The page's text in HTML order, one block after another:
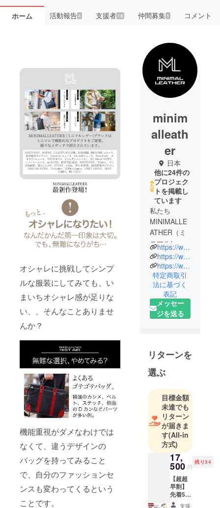
ホーム 活動報告4 支援者 18 仲間募集 1 コメント
オシャレに挑戦してシンプ
ルな服装にしてみても、い
まいちオシャレ感が足りな
い、、そんなことありませ
んか？
機能重視がダメなわけでは
なくて、違うデザインの
バッグを持ってみること
で、自分のファッションセ
ンスも変わってくるという
ことです。
minim
alleath
er
日本
他に24件の
プロジェク
トを掲載し
ています
私たち
MINIMALLE
ATHER（ミ
ニマルレ
ザー）はサ
スティナブ
ルな素材で
ある本革の
良さを多く
の方に感じ
て頂くため
なプロダク
トをご提案
していま
既存の流通
では避けら
れなかった
中間マージ
ンや広告費
用の無駄を
省き、高品
質な商品を
適正な価格
でご提供い
たします。
https://www.minimalleather.jp/
https://www.instagram.com/minimal._leather/
https://www.facebook.com/profile.php?id=100087149800665
特定商取引
法に基づく
表記
メッセー
ジを送る
リターンを
選ぶ
目標金額
未達でも
リターン
が届きま
す(All-in
方式)
17,
500 円
残り34
【超超
早割】
先着50
名様 大
支援